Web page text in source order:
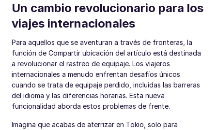
Un cambio revolucionario para los
viajes internacionales
Para aquellos que se aventuran a través de fronteras, la
función de Compartir ubicación del artículo está destinada
a revolucionar el rastreo de equipaje. Los viajeros
internacionales a menudo enfrentan desafíos únicos
cuando se trata de equipaje perdido, incluidas las barreras
del idioma y las diferencias horarias. Esta nueva
funcionalidad aborda estos problemas de frente.
Imagina que acabas de aterrizar en Tokio, solo para